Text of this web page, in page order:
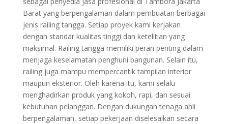
Barat yang berpengalaman dalam pembuatan berbagai
jenis railing tangga. Setiap proyek kami kerjakan
dengan standar kualitas tinggi dan ketelitian yang
maksimal. Railing tangga memiliki peran penting dalam
menjaga keselamatan penghuni bangunan. Selain itu,
railing juga mampu mempercantik tampilan interior
maupun eksterior. Oleh karena itu, kami selalu
menghadirkan produk yang kokoh, rapi, dan sesuai
kebutuhan pelanggan. Dengan dukungan tenaga ahli
berpengalaman, setiap pekerjaan diselesaikan secara